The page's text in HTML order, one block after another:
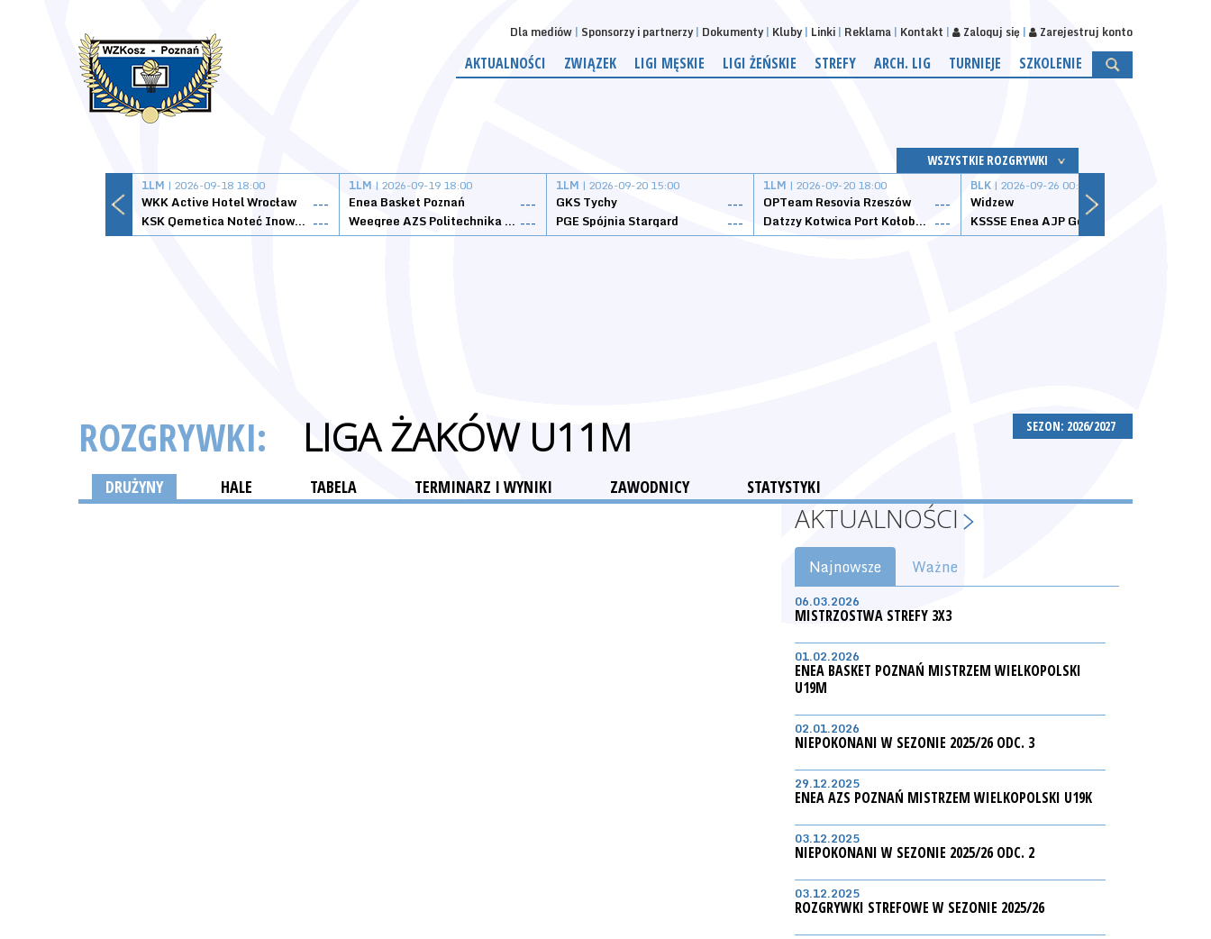
Dla mediów Sponsorzy i partnerzy Dokumenty Kluby Linki Reklama Kontakt Zaloguj się Zarejestruj konto
AKTUALNOŚCI ZWIĄZEK LIGI MĘSKIE LIGI ŻEŃSKIE STREFY ARCH. LIG TURNIEJE SZKOLENIE
WSZYSTKIE ROZGRYWKI
1LM | 2026-09-18 18:00
WKK Active Hotel Wrocław
---
KSK Qemetica Noteć Inowrocław ---
1LM | 2026-09-19 18:00
Enea Basket Poznań
---
Weegree AZS Politechnika Opolska ---
1LM | 2026-09-20 15:00
GKS Tychy
---
PGE Spójnia Stargard
---
1LM | 2026-09-20 18:00
OPTeam Resovia Rzeszów
---
Datzzy Kotwica Port Kołobrzeg ---
BLK | 2026-09-26 00:00
Widzew
SEZON: 2026/2027
ROZGRYWKI: LIGA ŻAKÓW U11M
DRUŻYNY HALE TABELA TERMINARZ I WYNIKI ZAWODNICY STATYSTYKI
AKTUALNOŚCI
Najnowsze Ważne
06.03.2026
MISTRZOSTWA STREFY 3X3
01.02.2026
ENEA BASKET POZNAŃ MISTRZEM WIELKOPOLSKI
U19M
02.01.2026
NIEPOKONANI W SEZONIE 2025/26 ODC. 3
29.12.2025
ENEA AZS POZNAŃ MISTRZEM WIELKOPOLSKI U19K
03.12.2025
NIEPOKONANI W SEZONIE 2025/26 ODC. 2
03.12.2025
ROZGRYWKI STREFOWE W SEZONIE 2025/26